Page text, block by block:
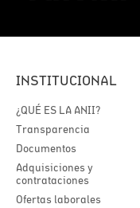
INSTITUCIONAL
¿QUÉ ES LA ANII?
Transparencia
Documentos
Adquisiciones y
contrataciones
Ofertas laborales